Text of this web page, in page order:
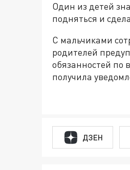
Один из детей
подняться и
С мальчиками
родителей
обязанностей по
получила
ДЗЕН